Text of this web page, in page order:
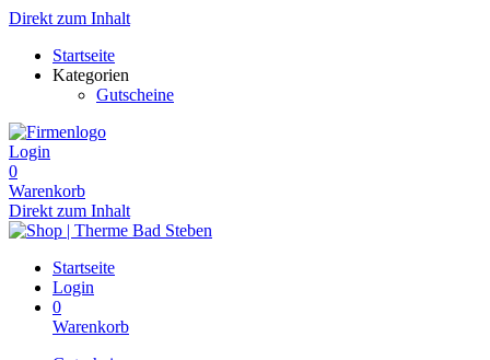
Direkt zum Inhalt
Startseite
Kategorien
Gutscheine
Login
0
Warenkorb
Direkt zum Inhalt
Startseite
Login
0
Warenkorb